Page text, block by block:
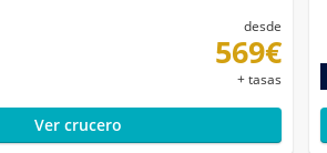
desde
569€
+ tasas
Ver crucero